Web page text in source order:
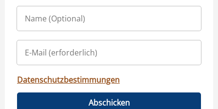
Datenschutzbestimmungen
Abschicken